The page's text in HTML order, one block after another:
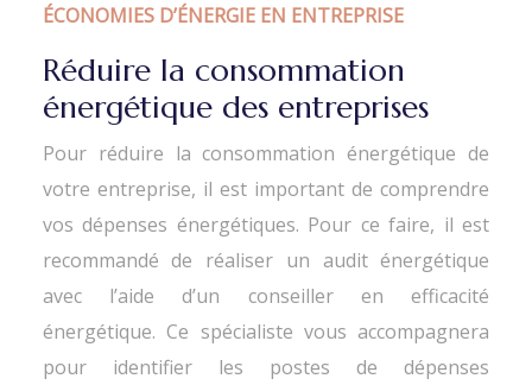
ÉCONOMIES D’ÉNERGIE EN ENTREPRISE
Réduire la consommation
énergétique des entreprises
Pour réduire la consommation énergétique de
votre entreprise, il est important de comprendre
vos dépenses énergétiques. Pour ce faire, il est
recommandé de réaliser un audit énergétique
avec l’aide d’un conseiller en efficacité
énergétique. Ce spécialiste vous accompagnera
pour identifier les postes de dépenses